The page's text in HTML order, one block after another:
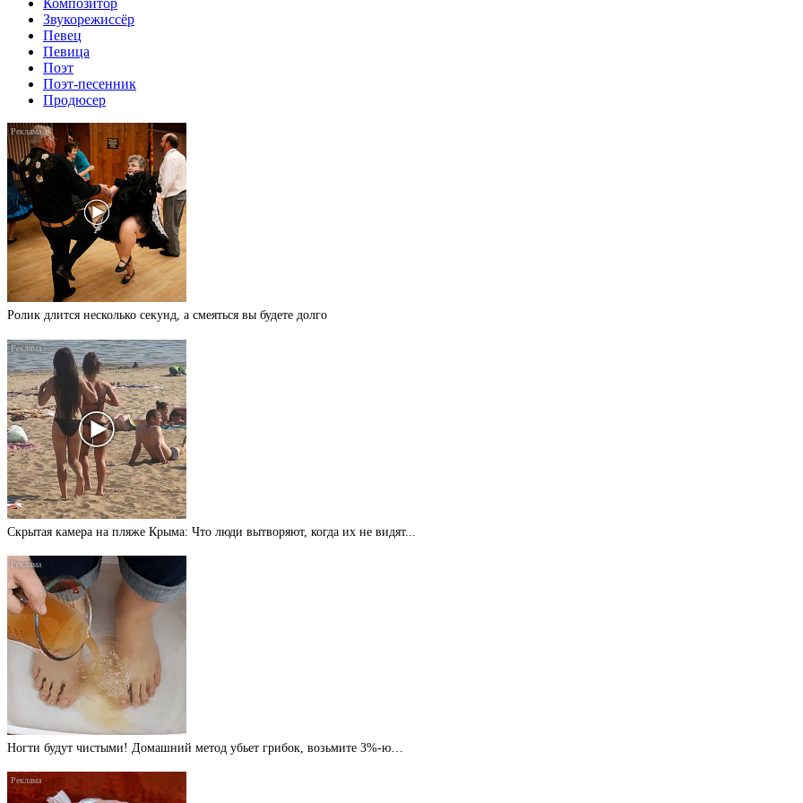
Композитор
Звукорежиссёр
Певец
Певица
Поэт
Поэт-песенник
Продюсер
Ролик длится несколько секунд, а смеяться вы будете долго
Скрытая камера на пляже Крыма: Что люди вытворяют, когда их не видят...
Ногти будут чистыми! Домашний метод убьет грибок, возьмите 3%-ю…